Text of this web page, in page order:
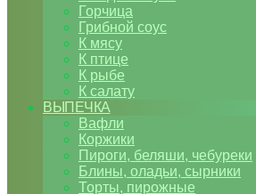
Горчица
Грибной соус
К мясу
К птице
К рыбе
К салату
ВЫПЕЧКА
Вафли
Коржики
Пироги, беляши, чебуреки
Блины, оладьи, сырники
Торты, пирожные